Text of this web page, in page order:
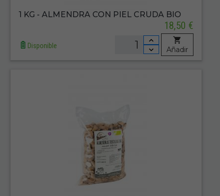
1 KG - ALMENDRA CON PIEL CRUDA BIO
18,50 €
Disponible Añadir